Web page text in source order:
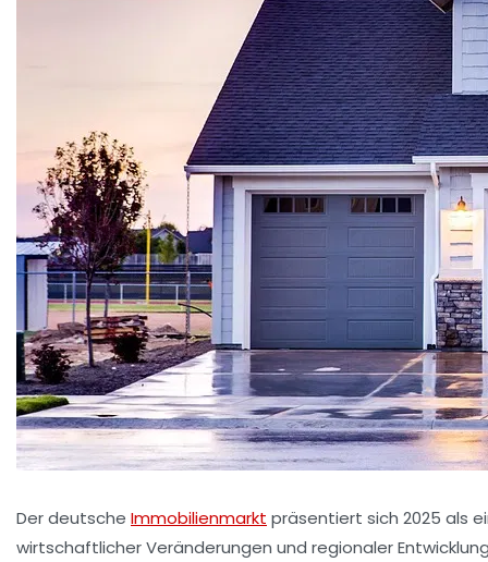
Der deutsche Immobilienmarkt präsentiert sich 2025 als
wirtschaftlicher Veränderungen und regionaler